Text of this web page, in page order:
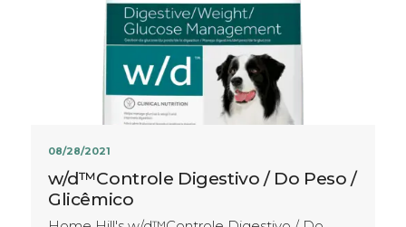
08/28/2021
w/d™Controle Digestivo / Do Peso /
Glicêmico